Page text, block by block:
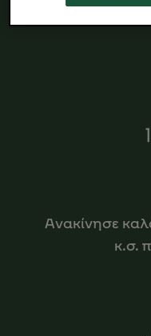
Ανακίνησε
κ.σ.